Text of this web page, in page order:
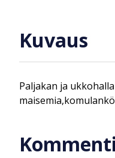
Kuvaus
Paljakan ja